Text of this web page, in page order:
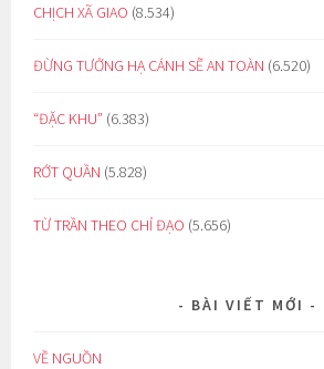
CHỊCH XÃ GIAO (8.534)
ĐỪNG TƯỞNG HẠ CÁNH SẼ AN TOÀN (6.520)
“ĐẶC KHU” (6.383)
RỚT QUẦN (5.828)
TỪ TRẦN THEO CHỈ ĐẠO (5.656)
BÀI VIẾT MỚI
VỀ NGUỒN